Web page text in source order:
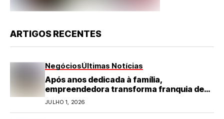
ARTIGOS RECENTES
NegóciosÚltimas Notícias
Após anos dedicada à família,
empreendedora transforma franquia de
turismo em negócio de destaque no RN
JULHO 1, 2026